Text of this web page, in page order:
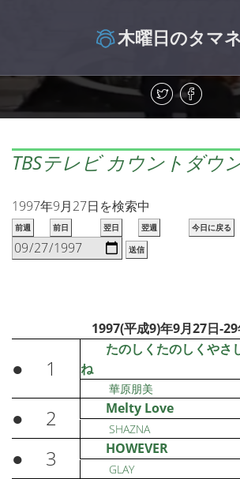
木曜日のタマ
TBSテレビ カウントダウ
1997年9月27日を検索中
前週 前日 翌日 翌週 今日に戻る
送信
1997(平成9)年9月27日-
● 1
たのしくたのしくやさ
ね
華原朋美
● 2 Melty Love
SHAZNA
● 3 HOWEVER
GLAY